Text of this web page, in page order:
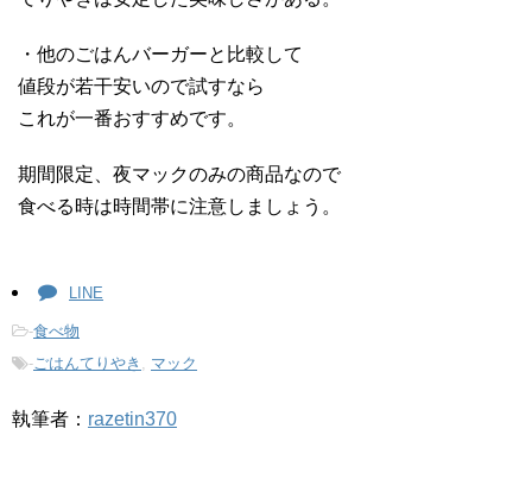
・他のごはんバーガーと比較して
値段が若干安いので試すなら
これが一番おすすめです。
期間限定、夜マックのみの商品なので
食べる時は時間帯に注意しましょう。
LINE
-食べ物
- ごはんてりやき マック
執筆者： razetin370